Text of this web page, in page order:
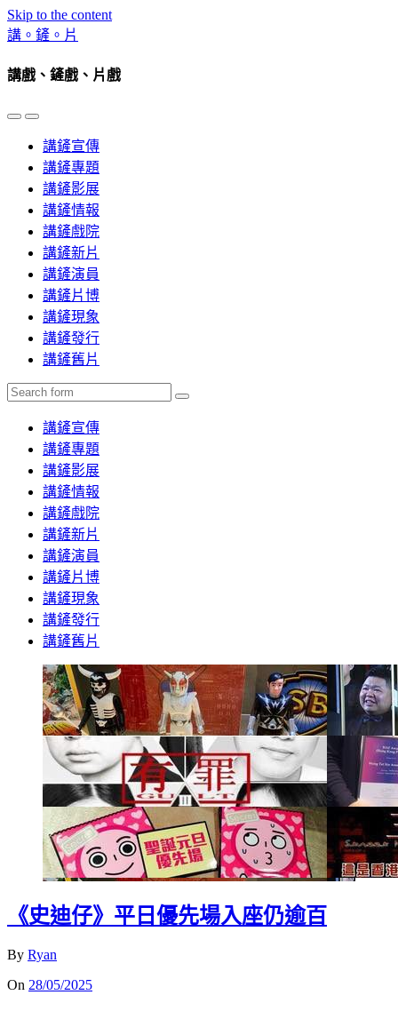
Skip to the content
講。鏟。片
講戲、鏟戲、片戲
Toggle
mobile
Toggle
search
field
講鏟宣傳
講鏟專題
講鏟影展
講鏟情報
講鏟戲院
講鏟新片
講鏟演員
講鏟片博
講鏟現象
講鏟發行
講鏟舊片
Search
講鏟宣傳
講鏟專題
講鏟影展
講鏟情報
講鏟戲院
講鏟新片
講鏟演員
講鏟片博
講鏟現象
講鏟發行
講鏟舊片
《史迪仔》平日優先場入座仍逾百
By Ryan
On 28/05/2025